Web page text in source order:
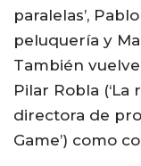
paralelas’,
peluquería y
También
Pilar Robla (‘La
directora de
Game’) como